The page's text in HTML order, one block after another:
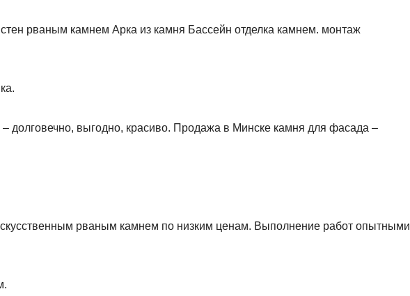
рваным камнем Арка из камня Бассейн отделка камнем. монтаж
долговечно, выгодно, красиво. Продажа в Минске камня для фасада –
рваным камнем по низким ценам. Выполнение работ опытными